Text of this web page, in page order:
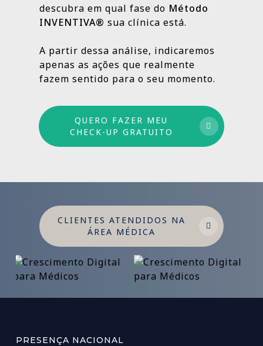
Por isso trabalhamos com um método
médio e longo prazo para garantir
crescimento sustentável.
descubra em qual fase do Método
INVENTIVA® sua clínica está.
A partir dessa análise, indicaremos
apenas as ações que realmente
fazem sentido para o seu momento.
QUERO FAZER MEU
CHECK-UP GRATUITO
CLIENTES ATENDIDOS NA
ÁREA MÉDICA
PRESENÇA NACIONAL